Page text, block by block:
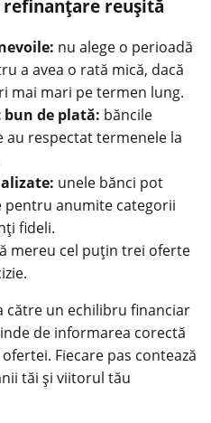
reușită
nu alege o perioadă
a avea o rată mică, dacă
mai mari pe termen lung.
de plată: băncile
au respectat termenele la
unele bănci pot
pentru anumite categorii
fideli.
mereu cel puțin trei oferte
către un echilibru financiar
de informarea corectă
Fiecare pas contează
tăi și viitorul tău